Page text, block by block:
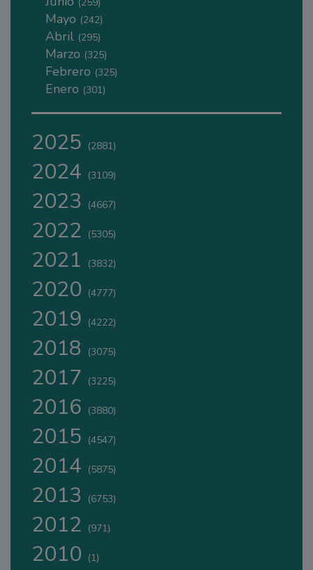
(259)
Mayo (242)
Abril (295)
Marzo (325)
Febrero (325)
Enero (301)
2025 (2881)
2024 (3109)
2023 (4667)
2022 (5305)
2021 (3832)
2020 (4777)
2019 (4222)
2018 (3075)
2017 (3225)
2016 (3880)
2015 (4547)
2014 (5875)
2013 (6753)
2012 (971)
2010 (1)